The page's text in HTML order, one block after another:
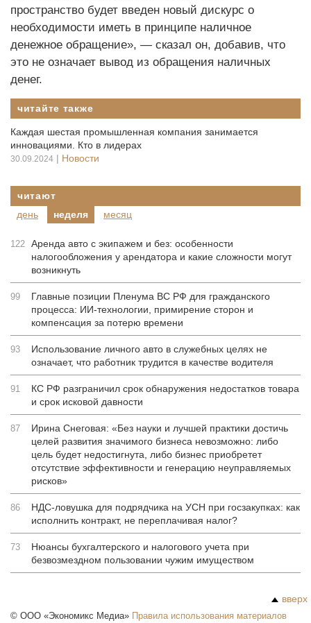
пространство будет введен новый дискурс о
необходимости иметь в принципе наличное
денежное обращение», — сказал он, добавив, что
это не означает вывод из обращения наличных
денег.
читайте также
Каждая шестая промышленная компания занимается
инновациями. Кто в лидерах
30.09.2024 | Новости
читают
день
неделя месяц
122 Аренда авто с экипажем и без: особенности
налогообложения у арендатора и какие сложности могут
возникнуть
99
Главные позиции Пленума ВС РФ для гражданского
процесса: ИИ-технологии, примирение сторон и
компенсация за потерю времени
93
Использование личного авто в служебных целях не
означает, что работник трудится в качестве водителя
91
КС РФ разграничил срок обнаружения недостатков товара
и срок исковой давности
87
Ирина Снеговая: «Без науки и лучшей практики достичь
целей развития значимого бизнеса невозможно: либо
цель будет недостигнута, либо бизнес приобретет
отсутствие эффективности и генерацию неуправляемых
рисков»
86
НДС-ловушка для подрядчика на УСН при госзакупках: как
исполнить контракт, не переплачивая налог?
73
Нюансы бухгалтерского и налогового учета при
безвозмездном пользовании чужим имуществом
вверх
© ООО «Экономикс Медиа» Правила использования материалов